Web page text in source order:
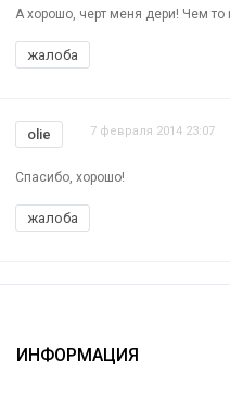
А хорошо, черт меня дери! Чем
жалоба
olie 7 февраля 2014 23:07
Спасибо, хорошо!
жалоба
ИНФОРМАЦИЯ